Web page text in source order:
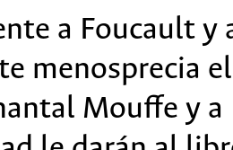
a Foucault y
menosprecia
Mouffe y